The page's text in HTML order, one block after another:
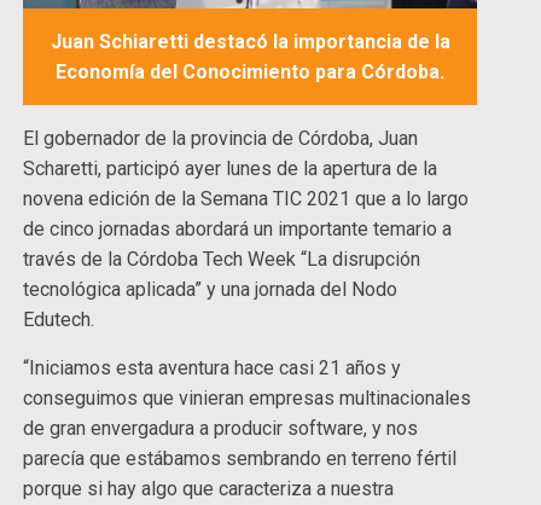
Juan Schiaretti destacó la importancia de la
Economía del Conocimiento para Córdoba.
El gobernador de la provincia de Córdoba, Juan
Scharetti, participó ayer lunes de la apertura de la
novena edición de la Semana TIC 2021 que a lo largo
de cinco jornadas abordará un importante temario a
través de la Córdoba Tech Week “La disrupción
tecnológica aplicada” y una jornada del Nodo
Edutech.
“Iniciamos esta aventura hace casi 21 años y
conseguimos que vinieran empresas multinacionales
de gran envergadura a producir software, y nos
parecía que estábamos sembrando en terreno fértil
porque si hay algo que caracteriza a nuestra